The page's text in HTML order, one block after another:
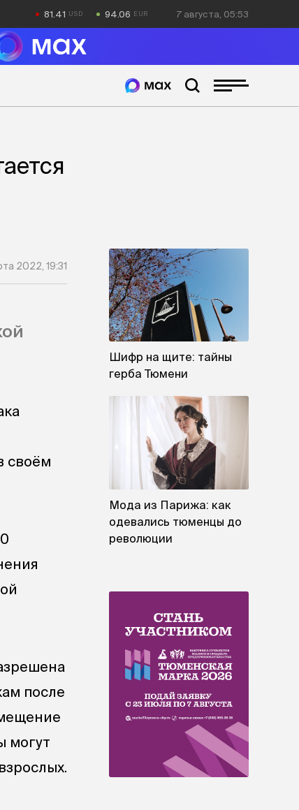
81.41 94.06 7 августа, 05:53
2022, 19:31
своём
после
могут
Шифр на щите: тайны
герба Тюмени
Мода из Парижа: как
одевались тюменцы до
революции